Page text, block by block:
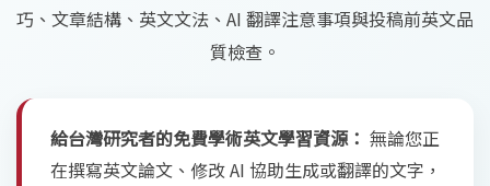
巧、文章結構、英文文法、AI 翻譯注意事項與投稿前英文品
質檢查。
給台灣研究者的免費學術英文學習資源： 無論您正
在撰寫英文論文、修改 AI 協助生成或翻譯的文字，